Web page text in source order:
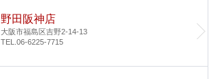
野田阪神店
大阪市福島区吉野2-14-13
TEL.06-6225-7715